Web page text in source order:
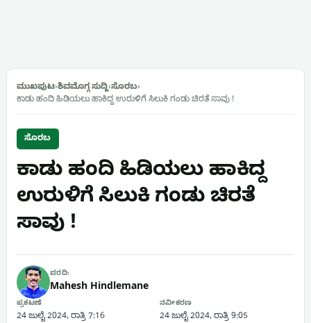
ಮುಖಪುಟ›ಶಿವಮೊಗ್ಗ ಸುದ್ದಿ›ಸೊರಬ›
ಕಾಡು ಹಂದಿ ಹಿಡಿಯಲು ಹಾಕಿದ್ದ ಉರುಳಿಗೆ ಸಿಲುಕಿ ಗಂಡು ಚಿರತೆ ಸಾವು !
ಸೊರಬ
ಕಾಡು ಹಂದಿ ಹಿಡಿಯಲು ಹಾಕಿದ್ದ
ಉರುಳಿಗೆ ಸಿಲುಕಿ ಗಂಡು ಚಿರತೆ
ಸಾವು !
ವರದಿ:
Mahesh Hindlemane
ಪ್ರಕಟಣೆ
24 ಜುಲೈ 2024, ರಾತ್ರಿ 7:16
ನವೀಕರಣ
24 ಜುಲೈ 2024, ರಾತ್ರಿ 9:05